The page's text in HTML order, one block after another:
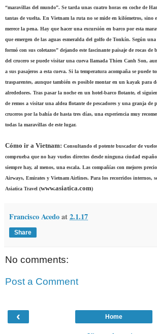
“maravillas del mundo”. Se tarda unas cuatro horas en coche de
tantas de vuelta. En Vietnam la ruta no se mide en kilómetros, sino
merece la pena. Hay que hacer una excursión en barco por esta
que emergen de las aguas esmeralda del golfo de Tonkín. Según
formó con sus coletazos” dejando este fascinante paisaje de rocas
del crucero se puede visitar una cueva llamada Thien Canh Son,
a sus pasajeros a esta cueva. Si la temperatura acompaña se puede
trasparentes, aunque también es posible montar en un kayak para
alrededores. Tras pasar la noche en un hotel-barco flotante, el
de remos a visitar una aldea flotante de pescadores y una granja de
cruceros por la bahía de hasta tres días, una experiencia muy
todas la maravillas de este lugar.
Cómo ir a Vietnam: Consultando el potente buscador de
comprueba que no hay vuelos directos desde ninguna ciudad
siempre hay, al menos, una escala. Las compañías con mejores
Airways, Emirates y Vietnam Airlines. Para los recorridos internos,
Asiatica Travel (www.asiatica.com)
Francisco Acedoat2.1.17
Share
No comments:
Post a Comment
‹ Home